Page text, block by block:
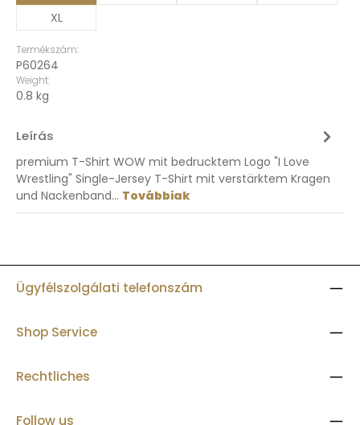
XL
Termékszám:
P60264
Weight:
0.8 kg
Leírás
premium T-Shirt WOW mit bedrucktem Logo "I Love
Wrestling" Single-Jersey T-Shirt mit verstärktem Kragen
und Nackenband… Továbbiak
Ügyfélszolgálati telefonszám
Shop Service
Rechtliches
Follow us